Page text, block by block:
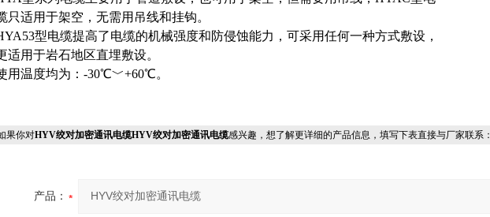
只适用于架空，无需用吊线和挂钩。
型电缆提高了电缆的机械强度和防侵蚀能力，可采用任何一种方式敷设，
适用于岩石地区直埋敷设。
用温度均为：-30℃﹀+60℃。
你对HYV绞对加密通讯电缆HYV绞对加密通讯电缆感兴趣，想了解更详细的产品信息，填写下表直接与厂家联系：
产品：